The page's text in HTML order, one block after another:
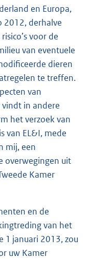
en Europa,
2012, derhalve
voor de
van eventuele
dieren
te treffen.
van
in andere
het verzoek van
van EL&I, mede
mij, een
overwegingen uit
Kamer
en de
van het
1 januari 2013, zou
uw Kamer